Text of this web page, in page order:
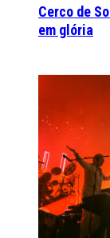
Cerco de
em glória